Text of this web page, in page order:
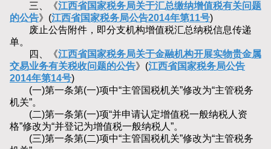
三、《江西省国家税务局关于汇总缴纳增值税有关问题
的公告》(江西省国家税务局公告2014年第11号)
废止公告附件，即分支机构增值税汇总纳税信息传递
单。
四、《江西省国家税务局关于金融机构开展实物贵金属
交易业务有关税收问题的公告》(江西省国家税务局公告
2014年第14号)
(一)第一条第(一)项中“主管国税机关”修改为“主管税务
机关”。
(二)第一条第(一)项“并申请认定增值税一般纳税人资
格”修改为“并登记为增值税一般纳税人”。
(三)第一条第(二)项中“主管国税机关”修改为“主管税务